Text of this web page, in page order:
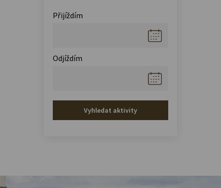
Přijíždím
Odjíždím
Vyhledat aktivity